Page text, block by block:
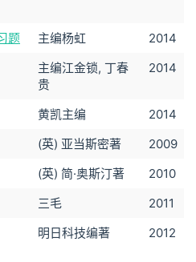
题 主编杨虹
2014
主编江金锁, 丁春
贵
2014
黄凯主编
2014
(英) 亚当斯密著
2009
(英) 简·奥斯汀著
2010
三毛
2011
明日科技编著 2012